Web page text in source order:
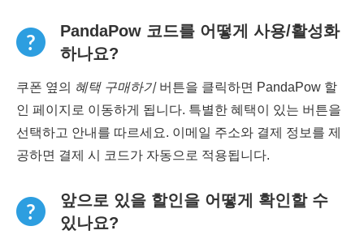
PandaPow 코드를 어떻게 사용/활성화
하나요?
쿠폰 옆의 혜택 구매하기버튼을 클릭하면 PandaPow 할
인 페이지로 이동하게 됩니다. 특별한 혜택이 있는 버튼을
선택하고 안내를 따르세요. 이메일 주소와 결제 정보를 제
공하면 결제 시 코드가 자동으로 적용됩니다.
앞으로 있을 할인을 어떻게 확인할 수
있나요?